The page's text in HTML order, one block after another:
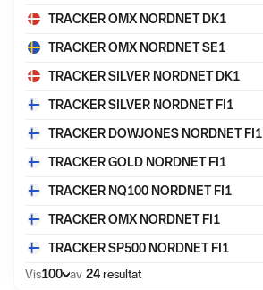
TRACKER OMX NORDNET DK1
TRACKER OMX NORDNET SE1
TRACKER SILVER NORDNET DK1
TRACKER SILVER NORDNET FI1
TRACKER DOWJONES NORDNET FI1
TRACKER GOLD NORDNET FI1
TRACKER NQ100 NORDNET FI1
TRACKER OMX NORDNET FI1
TRACKER SP500 NORDNET FI1
Vis100 av 24resultat